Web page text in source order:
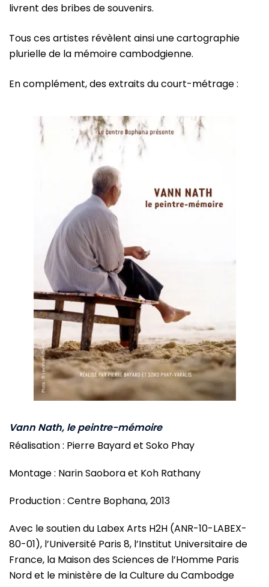
livrent des bribes de souvenirs.
Tous ces artistes révèlent ainsi une cartographie
plurielle de la mémoire cambodgienne.
En complément, des extraits du court-métrage :
Vann Nath, le peintre-mémoire
Réalisation : Pierre Bayard et Soko Phay
Montage : Narin Saobora et Koh Rathany
Production : Centre Bophana, 2013
Avec le soutien du Labex Arts H2H (ANR-10-LABEX-
80-01), l’Université Paris 8, l’Institut Universitaire de
France, la Maison des Sciences de l’Homme Paris
Nord et le ministère de la Culture du Cambodge